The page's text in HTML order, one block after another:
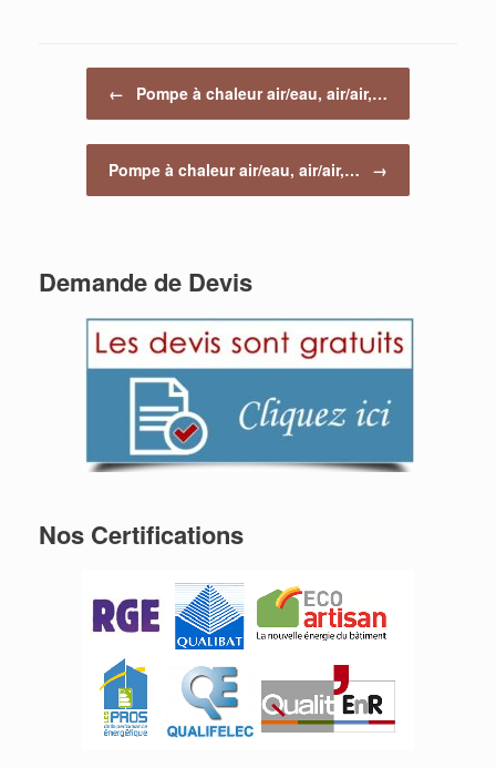
← Pompe à chaleur air/eau, air/air,…
Pompe à chaleur air/eau, air/air,… →
Demande de Devis
Nos Certifications